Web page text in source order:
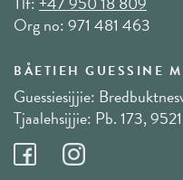
Org no: 971 481 463
BÅETIEH GUESSINE
Guessiesijjie:
Tjaalehsijjie: Pb. 173,